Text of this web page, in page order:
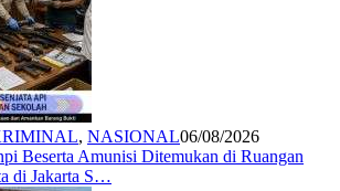
, NASIONAL06/08/2026
Beserta Amunisi Ditemukan di Ruangan
di Jakarta S…